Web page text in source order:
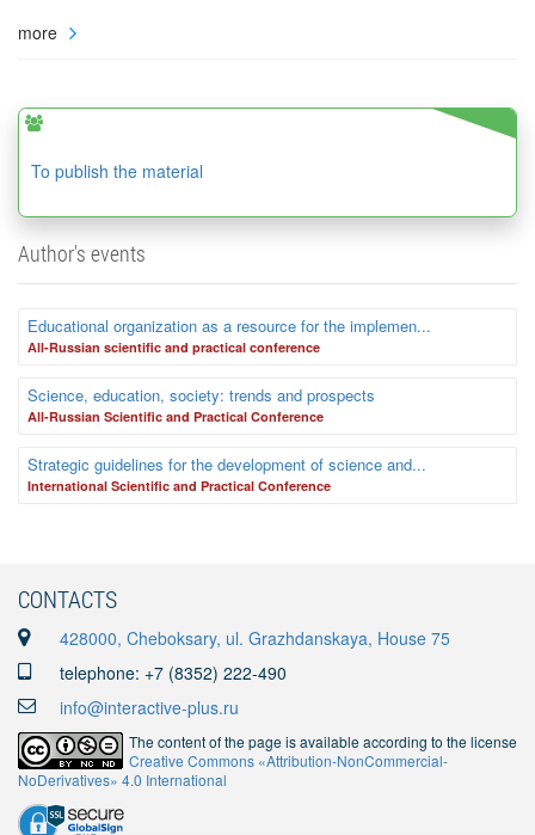
more
To publish the material
Author's events
Educational organization as a resource for the implemen...
Аll-Russian scientific and practical conference
Science, education, society: trends and prospects
All-Russian Scientific and Practical Conference
Strategic guidelines for the development of science and...
International Scientific and Practical Conference
CONTACTS
428000, Cheboksary, ul. Grazhdanskaya, House 75
telephone: +7 (8352) 222-490
info@interactive-plus.ru
The content of the page is available according to the license
Creative Commons «Attribution-NonCommercial-
NoDerivatives» 4.0 International